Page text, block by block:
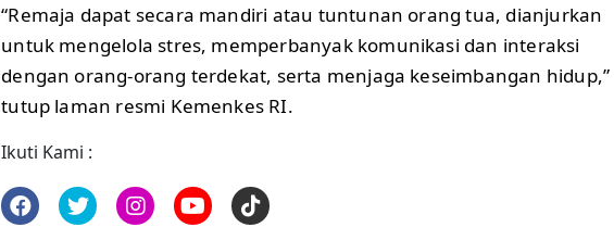
“Remaja dapat secara mandiri atau tuntunan orang tua, dianjurkan
untuk mengelola stres, memperbanyak komunikasi dan interaksi
dengan orang-orang terdekat, serta menjaga keseimbangan hidup,”
tutup laman resmi Kemenkes RI.
Ikuti Kami :